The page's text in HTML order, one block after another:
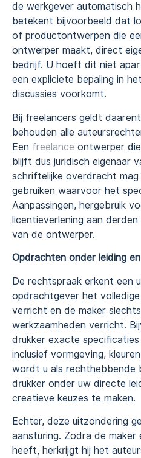
de werkgever automatisch
betekent bijvoorbeeld dat
of productontwerpen die
ontwerper maakt, direct
bedrijf. U hoeft dit niet
een expliciete bepaling in
discussies voorkomt.
Bij freelancers geldt
behouden alle
Een freelance ontwerper
blijft dus juridisch eigenaar
schriftelijke overdracht mag
gebruiken waarvoor het
Aanpassingen, hergebruik
licentieverlening aan
van de ontwerper.
Opdrachten onder leiding
De rechtspraak erkent een
opdrachtgever het
verricht en de maker
werkzaamheden verricht.
drukker exacte
inclusief vormgeving,
wordt u als rechthebbende
drukker onder uw directe
creatieve keuzes te maken.
Echter, deze uitzondering
aansturing. Zodra de maker
heeft, herkrijgt hij het